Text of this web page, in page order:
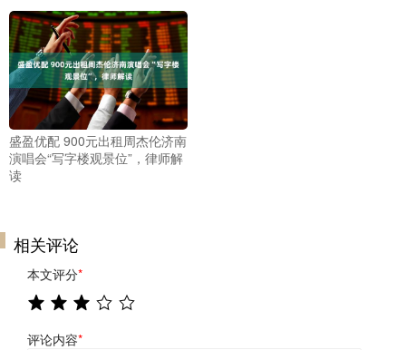
盛盈优配 900元出租周杰伦济南
演唱会“写字楼观景位”，律师解
读
相关评论
本文评分*
评论内容*